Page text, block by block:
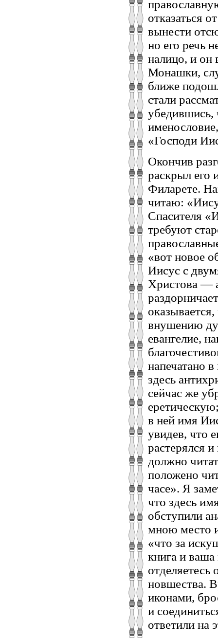
отказаться
вынести
но его речь
налицо, и он
Монашки,
ближе
стали
убедившись,
«Господи
Окончив
раскрыл его
Филарете.
читаю:
Спасителя
требуют
«вот новое
Иисус с
Христова —
внушению
евангелие,
напечатано
здесь
сейчас же
в ней имя
увидев, что
растерялся
должно
положено
часе». Я
что здесь
обступили
мною место
«что за
книга и
отделяетесь
новшества.
иконами,
и
ответили на